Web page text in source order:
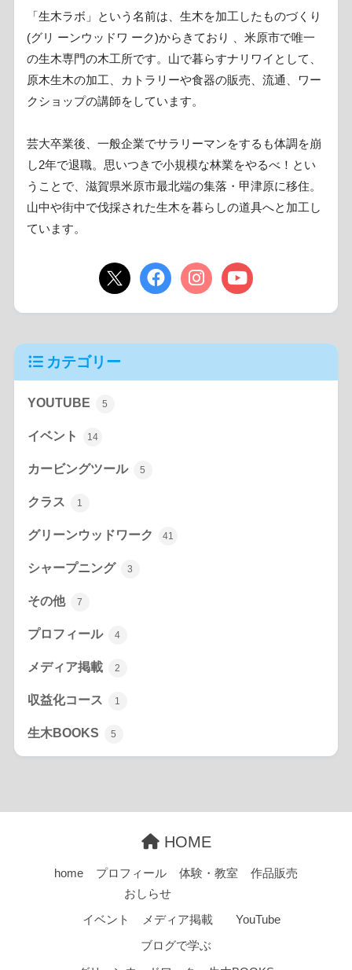
「生木ラボ」という名前は、生木を加工したものづくり
(グリ ーンウッドワ ーク)からきており 、米原市で唯一
の生木専門の木工所です。山で暮らすナリワイとして、
原木生木の加工、カトラリーや食器の販売、流通、ワー
クショップの講師をしています。
芸大卒業後、一般企業でサラリーマンをするも体調を崩
し2年で退職。思いつきで小規模な林業をやるべ！とい
うことで、滋賀県米原市最北端の集落・甲津原に移住。
山中や街中で伐採された生木を暮らしの道具へと加工し
ています。
カテゴリー
YOUTUBE 5
イベント 14
カービングツール 5
クラス 1
グリーンウッドワーク 41
シャープニング 3
その他 7
プロフィール 4
メディア掲載 2
収益化コース 1
生木BOOKS 5
HOME
home プロフィール 体験・教室
作品販売
おしらせ
イベント メディア掲載 YouTube
ブログで学ぶ